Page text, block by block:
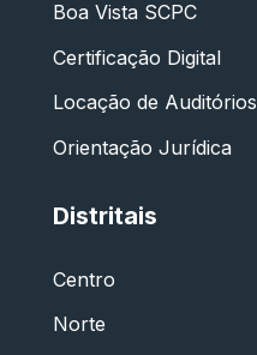
Boa Vista SCPC
Certificação Digital
Locação de Auditórios
Orientação Jurídica
Distritais
Centro
Norte